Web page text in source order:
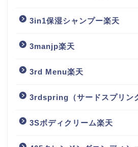
3in1保湿シャンプー楽天
3manjp楽天
3rd Menu楽天
3rdspring（サードスプリン
3Sボディクリーム楽天